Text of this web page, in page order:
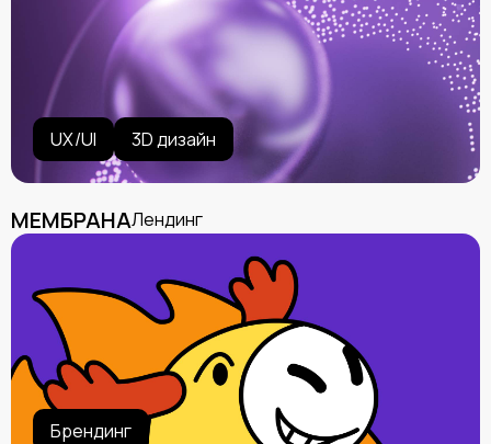
UX/UI 3D дизайн
МЕМБРАНАЛендинг
Брендинг